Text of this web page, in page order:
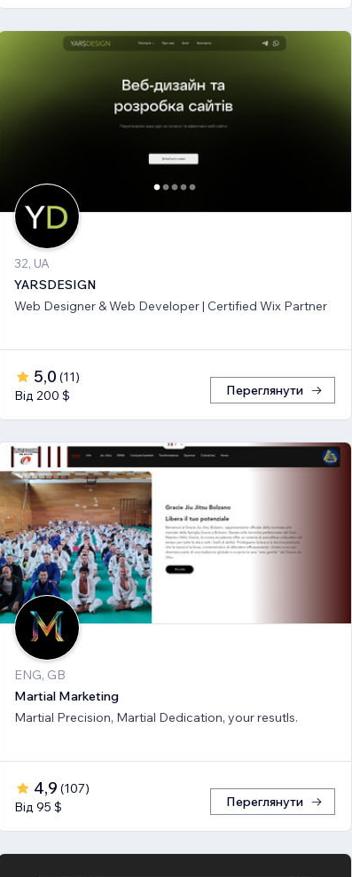
32, UA
YARSDESIGN
Web Designer & Web Developer | Certified Wix Partner
5,0 (11)
Від 200 $
Переглянути
ENG, GB
Martial Marketing
Martial Precision, Martial Dedication, your resutls.
4,9 (107)
Від 95 $
Переглянути